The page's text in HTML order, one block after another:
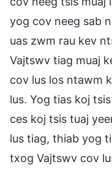
yog cov neeg sab
uas zwm rau kev
Vajtswv tiag muaj
cov lus los ntawm
lus. Yog tias koj
ces koj tsis tuaj
lus tiag, thiab yog
txog Vajtswv cov